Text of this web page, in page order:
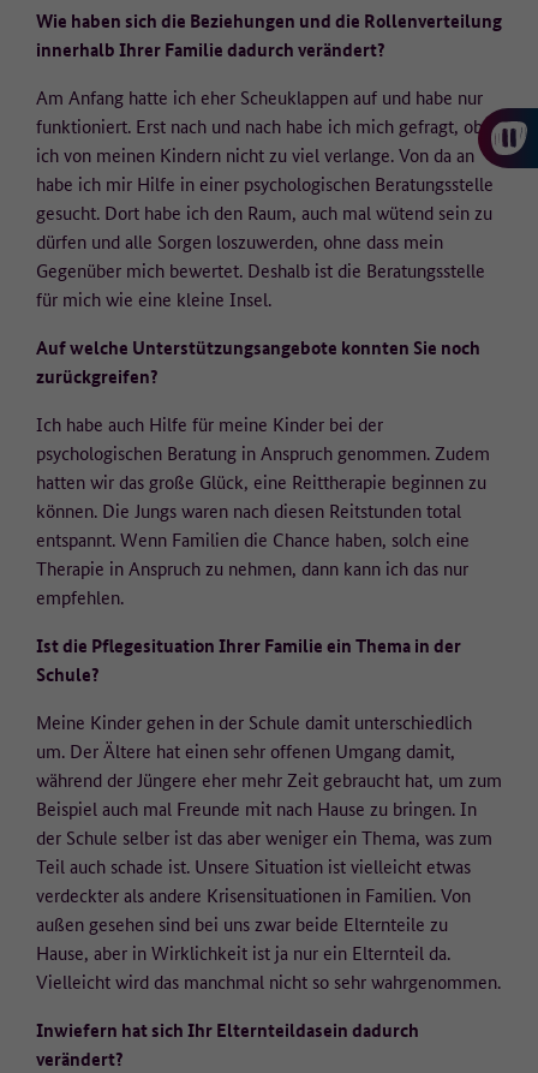
Wie haben sich die Beziehungen und die Rollenverteilung
innerhalb Ihrer Familie dadurch verändert?
Am Anfang hatte ich eher Scheuklappen auf und habe nur
funktioniert. Erst nach und nach habe ich mich gefragt, ob
ich von meinen Kindern nicht zu viel verlange. Von da an
habe ich mir Hilfe in einer psychologischen Beratungsstelle
gesucht. Dort habe ich den Raum, auch mal wütend sein zu
dürfen und alle Sorgen loszuwerden, ohne dass mein
Gegenüber mich bewertet. Deshalb ist die Beratungsstelle
für mich wie eine kleine Insel.
Auf welche Unterstützungsangebote konnten Sie noch
zurückgreifen?
Ich habe auch Hilfe für meine Kinder bei der
psychologischen Beratung in Anspruch genommen. Zudem
hatten wir das große Glück, eine Reittherapie beginnen zu
können. Die Jungs waren nach diesen Reitstunden total
entspannt. Wenn Familien die Chance haben, solch eine
Therapie in Anspruch zu nehmen, dann kann ich das nur
empfehlen.
Ist die Pflegesituation Ihrer Familie ein Thema in der
Schule?
Meine Kinder gehen in der Schule damit unterschiedlich
um. Der Ältere hat einen sehr offenen Umgang damit,
während der Jüngere eher mehr Zeit gebraucht hat, um zum
Beispiel auch mal Freunde mit nach Hause zu bringen. In
der Schule selber ist das aber weniger ein Thema, was zum
Teil auch schade ist. Unsere Situation ist vielleicht etwas
verdeckter als andere Krisensituationen in Familien. Von
außen gesehen sind bei uns zwar beide Elternteile zu
Hause, aber in Wirklichkeit ist ja nur ein Elternteil da.
Vielleicht wird das manchmal nicht so sehr wahrgenommen.
Inwiefern hat sich Ihr Elternteildasein dadurch
verändert?
Zweck
Dieser Wert speichert Ihre Consent-
generierte ID, für die historische Speicherung
Ihrer vorgenommen Einstellungen, falls der
Webseiten-Betreiber dies eingestellt hat.
• Betriebssystem-Version,
• Browser/Browser-Engines und Browser-Plugins,
• die Website, von der auf die aufgerufene Seite gelangt wurde
(Referrer-Site),
• Verweildauer,
• heruntergeladene PDFs,
• eingegebene Suchbegriffe.
Die IP-Adresse wird nicht vollständig gespeichert, die letzten
beiden Oktette werden zum frühestmöglichen Zeitpunkt
weggelassen/verfremdet (Beispiel: 183.172.xxx.xxx).
Es werden keine Cookies auf dem Endgerät gespeichert. Wird eine
Einwilligung für die Datenerfassung nicht erteilt, erfolgt ein Opt-
Daten erfasst werden.
Wie lange werden die Daten gespeichert?
Die pseudonymisierte IP-Adresse wird für 90 Tage gespeichert und
danach gelöscht.
Auf welcher Rechtsgrundlage werden die Daten erfasst?
Rechtsgrundlage für die Erfassung der Daten ist die Einwilligung der
Nutzenden nach Art. 6 Abs. 1 Buchstabe a der Datenschutz-
Datenschutzseite jederzeit widerrufen werden. Die Rechtmäßigkeit
der bis zum Widerruf erfolgten Datenverarbeitung bleibt davon
unberührt.
Wo werden die Daten verarbeitet?
Matomo wird lokal auf den Servern des technischen Dienstleisters,
der ]init[ AG, in Deutschland betrieben (Auftragsverarbeiter).
Weitere Informationen:
finden Sie unter Datenschutz.